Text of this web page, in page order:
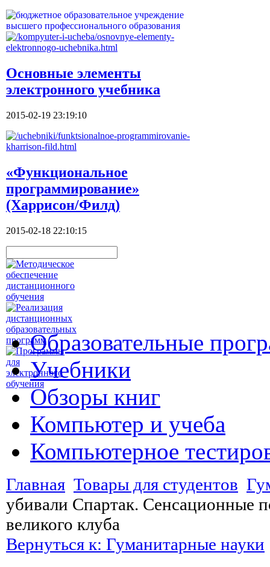
Основные элементы
электронного учебника
2015-02-19 23:19:10
«Функциональное
программирование»
(Харрисон/Филд)
2015-02-18 22:10:15
Образовательные
Учебники
Обзоры книг
Компьютер и учеба
Компьютерное
Главная Товары для студентов
убивали Спартак. Сенсационные
великого клуба
Вернуться к: Гуманитарные науки